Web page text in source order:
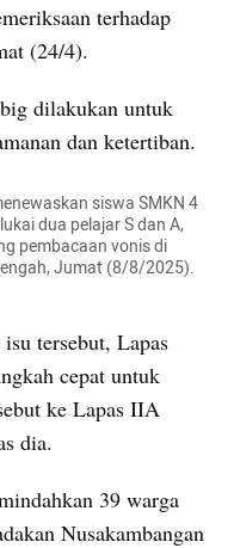
terhadap
(24/4).
dilakukan untuk
dan ketertiban.
siswa SMKN 4
dua pelajar S dan A,
pembacaan vonis di
Jumat (8/8/2025).
tersebut, Lapas
cepat untuk
ke Lapas IIA
dia.
39 warga
Nusakambangan